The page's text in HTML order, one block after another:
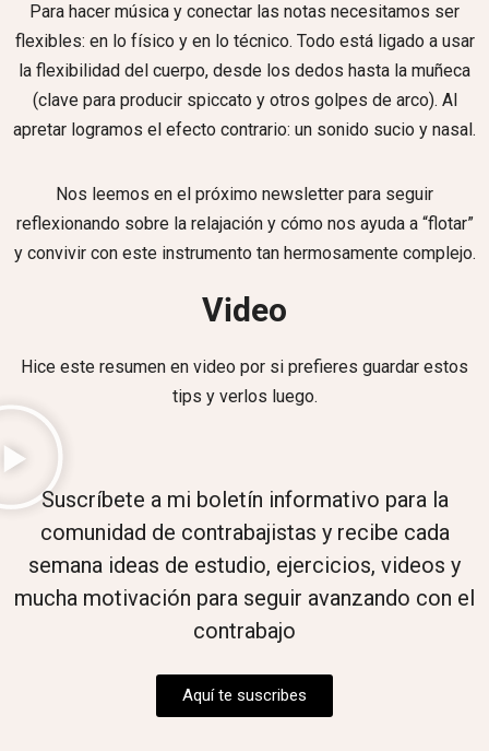
Para hacer música y conectar las notas necesitamos ser
flexibles: en lo físico y en lo técnico. Todo está ligado a usar
la flexibilidad del cuerpo, desde los dedos hasta la muñeca
(clave para producir spiccato y otros golpes de arco). Al
apretar logramos el efecto contrario: un sonido sucio y nasal.
Nos leemos en el próximo newsletter para seguir
reflexionando sobre la relajación y cómo nos ayuda a “flotar”
y convivir con este instrumento tan hermosamente complejo.
Video
Hice este resumen en video por si prefieres guardar estos
tips y verlos luego.
Suscríbete a mi boletín informativo para la
comunidad de contrabajistas y recibe cada
semana ideas de estudio, ejercicios, videos y
mucha motivación para seguir avanzando con el
contrabajo
Aquí te suscribes